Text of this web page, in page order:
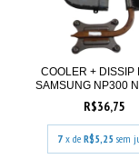
COOLER + DISSIP
SAMSUNG NP300
R$36,75
7 x de R$5,25 sem